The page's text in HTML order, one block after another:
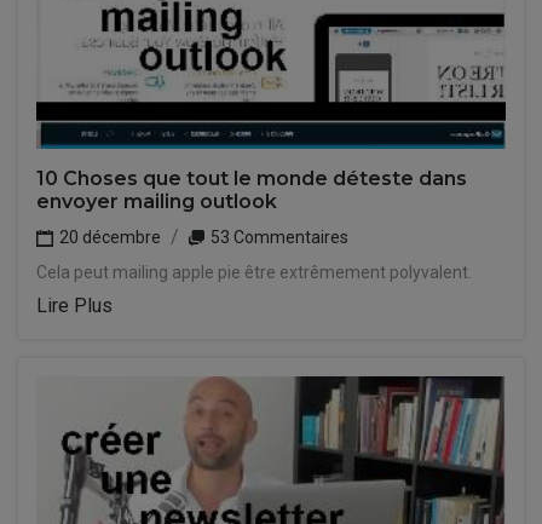
10 Choses que tout le monde déteste dans
envoyer mailing outlook
20 décembre
53 Commentaires
Cela peut mailing apple pie être extrêmement polyvalent.
Lire Plus